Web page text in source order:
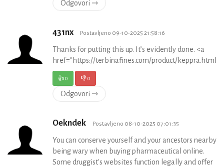
Odgovori ⇾
431nx Postavljeno 09-10-2025 21:58:16
Thanks for putting this up. It’s evidently done. <a
href="https://terbinafines.com/product/
👍0 👎0
Odgovori ⇾
Oekndek Postavljeno 08-10-2025 07:01:35
You can conserve yourself and your ancestors nearby
being wary when buying pharmaceutical online.
Some druggist's websites function legally and offer